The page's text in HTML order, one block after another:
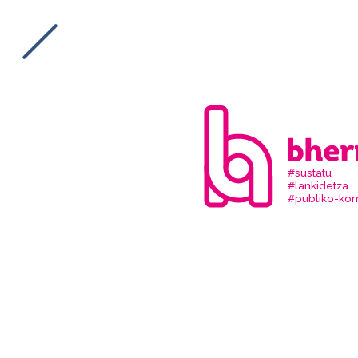
#sustatu
#lankidetza
#publiko-